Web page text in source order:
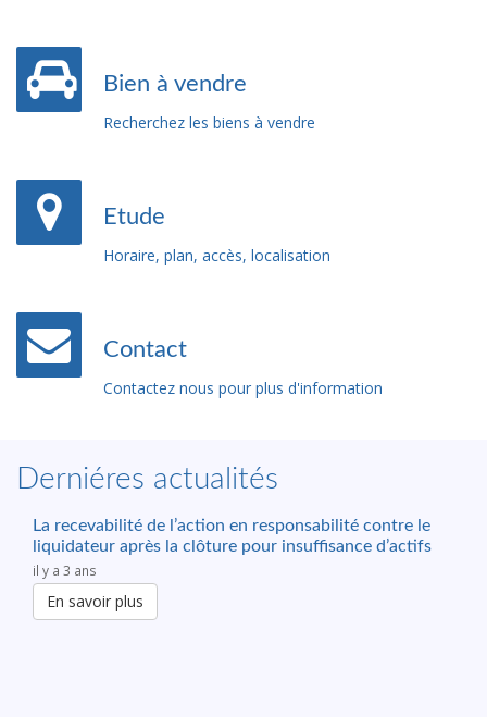
Bien à vendre
Recherchez les biens à vendre
Etude
Horaire, plan, accès, localisation
Contact
Contactez nous pour plus d'information
Derniéres actualités
La recevabilité de l’action en responsabilité contre le
liquidateur après la clôture pour insuffisance d’actifs
il y a 3 ans
En savoir plus